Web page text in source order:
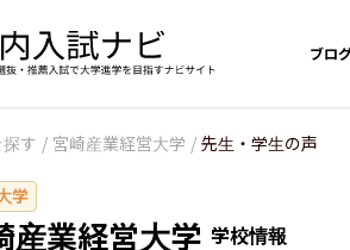
ブロ
す / 宮崎産業経営大学 / 先生・学生の声
学
産業経営大学 学校情報